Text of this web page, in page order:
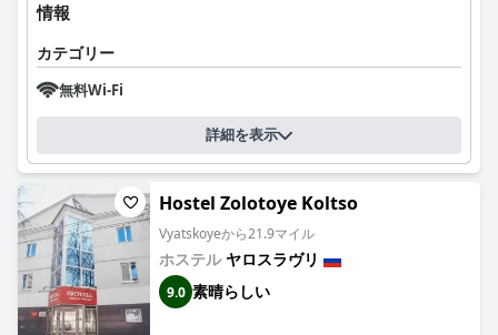
情報
カテゴリー
無料Wi-Fi
詳細を表示
Hostel Zolotoye Koltso
Vyatskoyeから21.9マイル
ホステル ヤロスラヴリ
9.0 素晴らしい